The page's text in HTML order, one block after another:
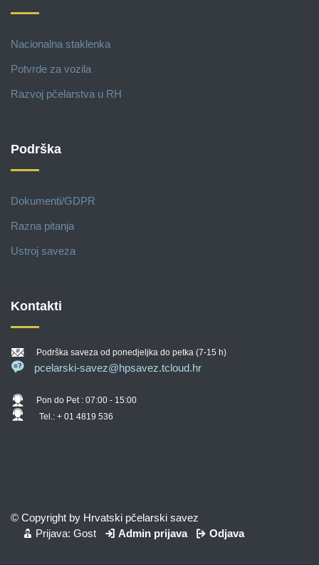
Nacionalna staklenka
Potvrde za vozila
Razvoj pčelarstva u RH
Podrška
Dokumenti/GDPR
Razna pitanja
Ustroj saveza
Kontakti
Podrška saveza od ponedjeljka do petka (7-15 h)
pcelarski-savez@hpsavez.tcloud.hr
Pon do Pet : 07:00 - 15:00
Tel.: + 01 4819 536
© Copyright by Hrvatski pčelarski savez
Prijava: Gost
Admin prijava Odjava